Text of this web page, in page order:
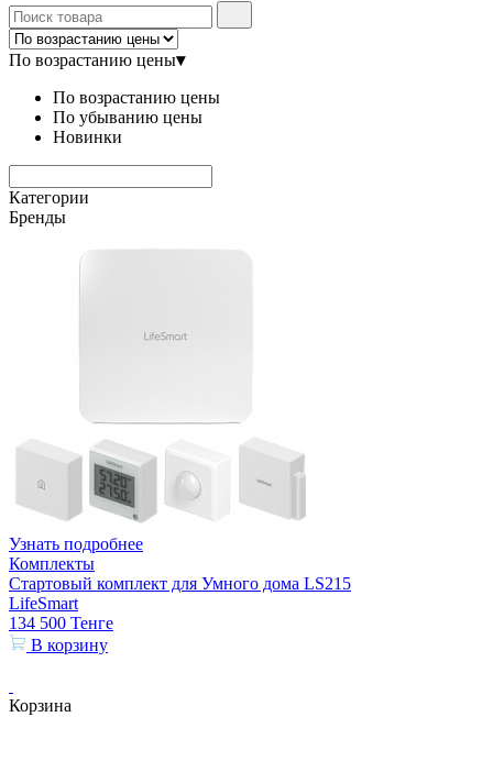
По возрастанию цены▾
По возрастанию цены
По убыванию цены
Новинки
Категории
Бренды
Узнать подробнее
Комплекты
Стартовый комплект для Умного дома LS215
LifeSmart
134 500 Тенге
В корзину
Корзина